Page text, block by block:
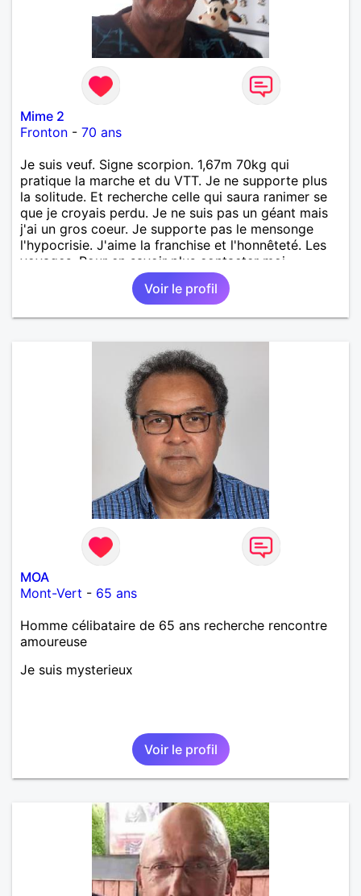
Mime 2
Fronton - 70 ans
Je suis veuf. Signe scorpion. 1,67m 70kg qui
pratique la marche et du VTT. Je ne supporte plus
la solitude. Et recherche celle qui saura ranimer se
que je croyais perdu. Je ne suis pas un géant mais
j'ai un gros coeur. Je supporte pas le mensonge
l'hypocrisie. J'aime la franchise et l'honnêteté. Les
voyages. Pour en savoir plus contacter moi.
Voir le profil
MOA
Mont-Vert - 65 ans
Homme célibataire de 65 ans recherche rencontre
amoureuse
Je suis mysterieux
Voir le profil